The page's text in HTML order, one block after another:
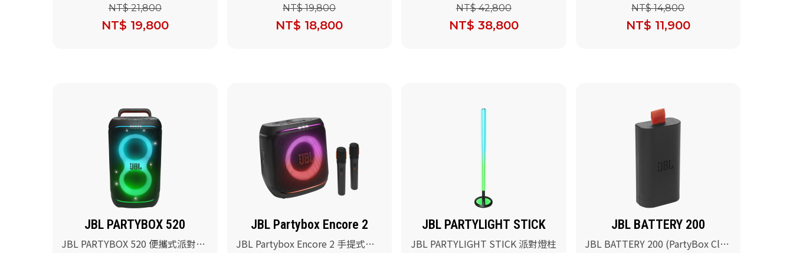
NT$ 21,800
NT$ 19,800
NT$ 19,800
NT$ 18,800
NT$ 42,800
NT$ 38,800
NT$ 14,800
NT$ 11,900
JBL PARTYBOX 520
JBL PARTYBOX 520 便攜式派對燈
JBL Partybox Encore 2
JBL Partybox Encore 2 手提式派
JBL PARTYLIGHT STICK
JBL PARTYLIGHT STICK 派對燈柱
JBL BATTERY 200
JBL BATTERY 200 (PartyBox Club